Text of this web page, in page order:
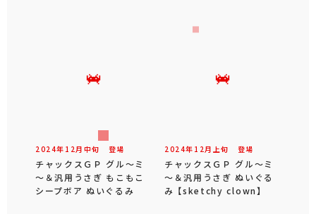
2024年 12 月 中旬 登場
チャックスＧＰ グル～ミ
～＆汎用うさぎ もこもこ
シープボア ぬいぐるみ
2024年 12 月 上旬 登場
チャックスＧＰ グル～ミ
～＆汎用うさぎ ぬいぐる
み 【sketchy clown】